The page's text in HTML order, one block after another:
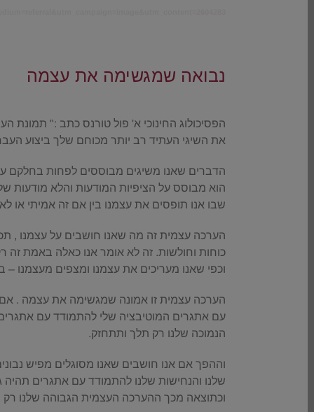
נבואה שמגשימה את עצמה
הפסיכולוג החינוכי א' פול טורנס כתב :" תמונת
את השיגי העתיד רב יותר מכוחם שלך ביצוע
הדברים שאנו משיגים מבוססים לפחות בחלקם
הוא מבוסס על הציפיות המודעות והלא מודעות
שבו אנו תופסים את עצמנו בין אם זה אמיתי או
הערכה עצמית זה מה שאנו חושבים על עצמנו ,
כוחות וחולשות. זה לא אומר אנו כאלה באמת זה
וכפי שאנו מעריכים את עצמנו ומצפים מעצמנו
הערכה עצמית זו אמונה שמגשימה את עצמה .
עם אתגרים המוטיבציה שלי להתמודד עם
הנמוכה שלנו רק תלך ותתחזק.
וההפך אם אנו חושבים שאנו מסוגלים מפיש
שלנו והנחישות שלנו להתמודד עם אתגרים תהיה
וכתוצאה מכך ההערכה העצמית הגבוהה שלנו